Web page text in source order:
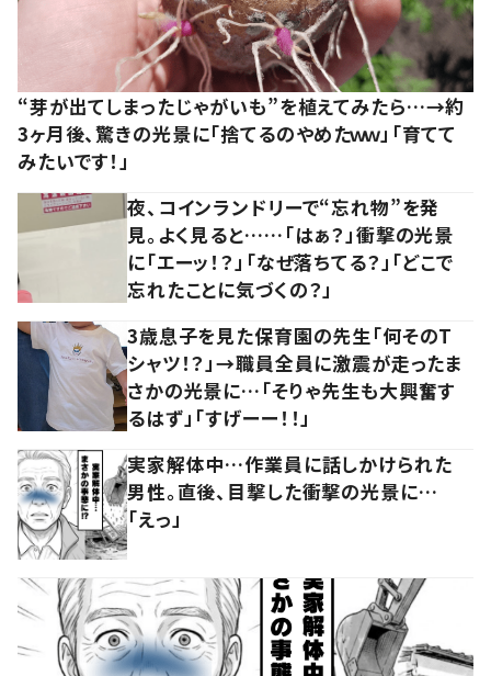
“芽が出てしまったじゃがいも”を植えてみたら…→約
3ヶ月後、驚きの光景に「捨てるのやめたｗｗ」「育てて
みたいです！」
夜、コインランドリーで“忘れ物”を発
見。よく見ると……「はぁ？」衝撃の光景
に「エーッ！？」「なぜ落ちてる？」「どこで
忘れたことに気づくの？」
3歳息子を見た保育園の先生「何そのT
シャツ！？」→職員全員に激震が走ったま
さかの光景に…「そりゃ先生も大興奮す
るはず」「すげーー！！」
実家解体中…作業員に話しかけられた
男性。直後、目撃した衝撃の光景に…
「えっ」